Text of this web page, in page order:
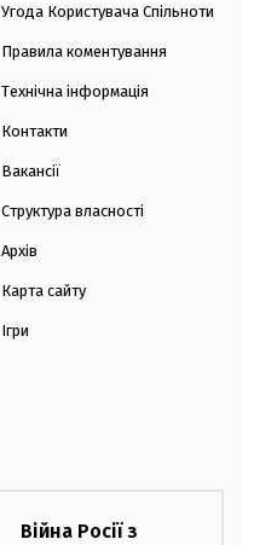
Угода Користувача Спільноти
Правила коментування
Технічна інформація
Контакти
Вакансії
Структура власності
Архів
Карта сайту
Ігри
Війна Росії з